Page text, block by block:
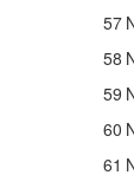
57
58
59
60
61